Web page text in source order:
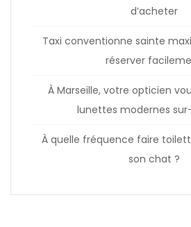
d’acheter
Taxi conventionne sainte
réserver
À Marseille, votre opticien
lunettes modernes
À quelle fréquence faire
son chat ?